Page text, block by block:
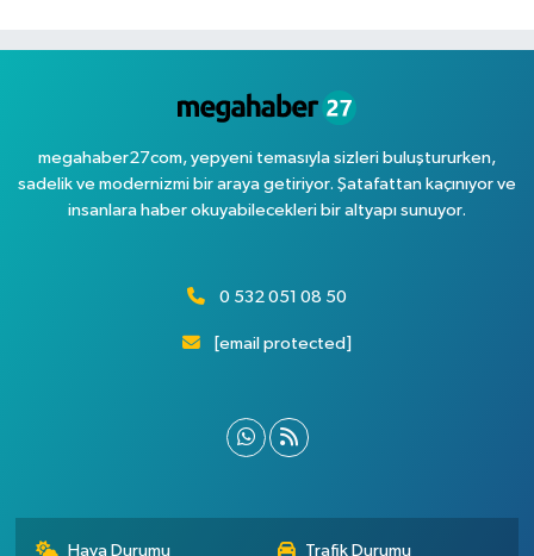
megahaber27com, yepyeni temasıyla sizleri buluştururken,
sadelik ve modernizmi bir araya getiriyor. Şatafattan kaçınıyor ve
insanlara haber okuyabilecekleri bir altyapı sunuyor.
0 532 051 08 50
[email protected]
Hava Durumu Trafik Durumu